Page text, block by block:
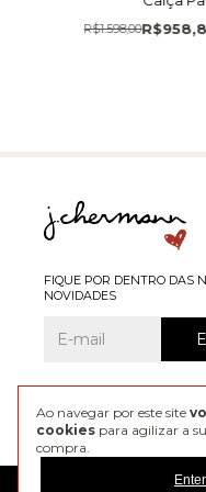
Ao navegar por este site
cookies para agilizar a
compra.
R$1.598,00
FIQUE POR DENTRO DAS
NOVIDADES